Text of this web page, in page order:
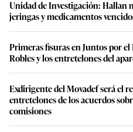
Unidad de Investigación: Hallan
jeringas y medicamentos
Primeras fisuras en Juntos por
Robles y los entretelones del
Exdirigente del Movadef será el
entretelones de los acuerdos
comisiones